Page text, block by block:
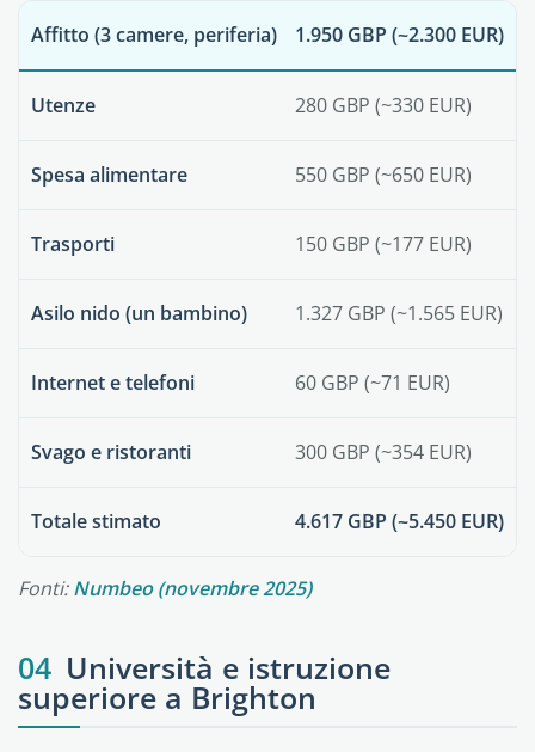
Affitto (3 camere, periferia) 1.950 GBP (~2.300 EUR)
Utenze 280 GBP (~330 EUR)
Spesa alimentare 550 GBP (~650 EUR)
Trasporti 150 GBP (~177 EUR)
Asilo nido (un bambino) 1.327 GBP (~1.565 EUR)
Internet e telefoni 60 GBP (~71 EUR)
Svago e ristoranti 300 GBP (~354 EUR)
Totale stimato 4.617 GBP (~5.450 EUR)
Fonti:Numbeo (novembre 2025)
04 Università e istruzione
superiore a Brighton